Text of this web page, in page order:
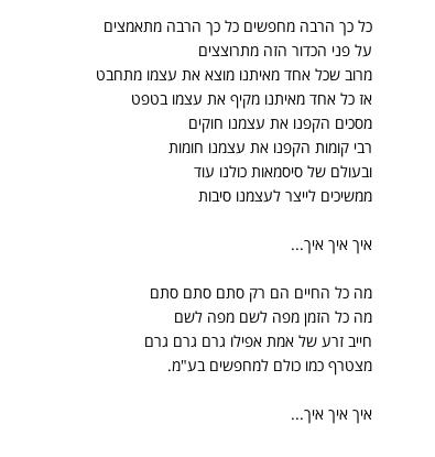
כל כך הרבה מחפשים כל כך הרבה מתאמצים
על פני הכדור הזה מתרוצצים
מרוב שכל אחד מאיתנו מוצא את עצמו מתחבט
אז כל אחד מאיתנו מקיף את עצמו בטפט
מסכים הקפנו את עצמנו חוקים
רבי קומות הקפנו את עצמנו חומות
ובעולם של סיסמאות כולנו עוד
ממשיכים לייצר לעצמנו סיבות
איך איך איך...
מה כל החיים הם רק סתם סתם סתם
מה כל הזמן מפה לשם מפה לשם
חייב זרע של אמת אפילו גרם גרם גרם
מצטרף כמו כולם למחפשים בע"מ.
איך איך איך...